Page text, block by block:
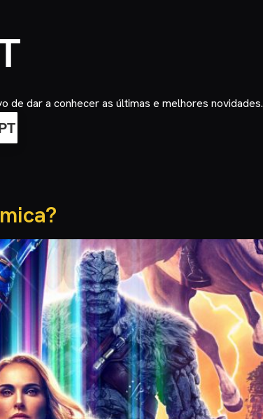
de dar a conhecer as últimas e melhores novidades.